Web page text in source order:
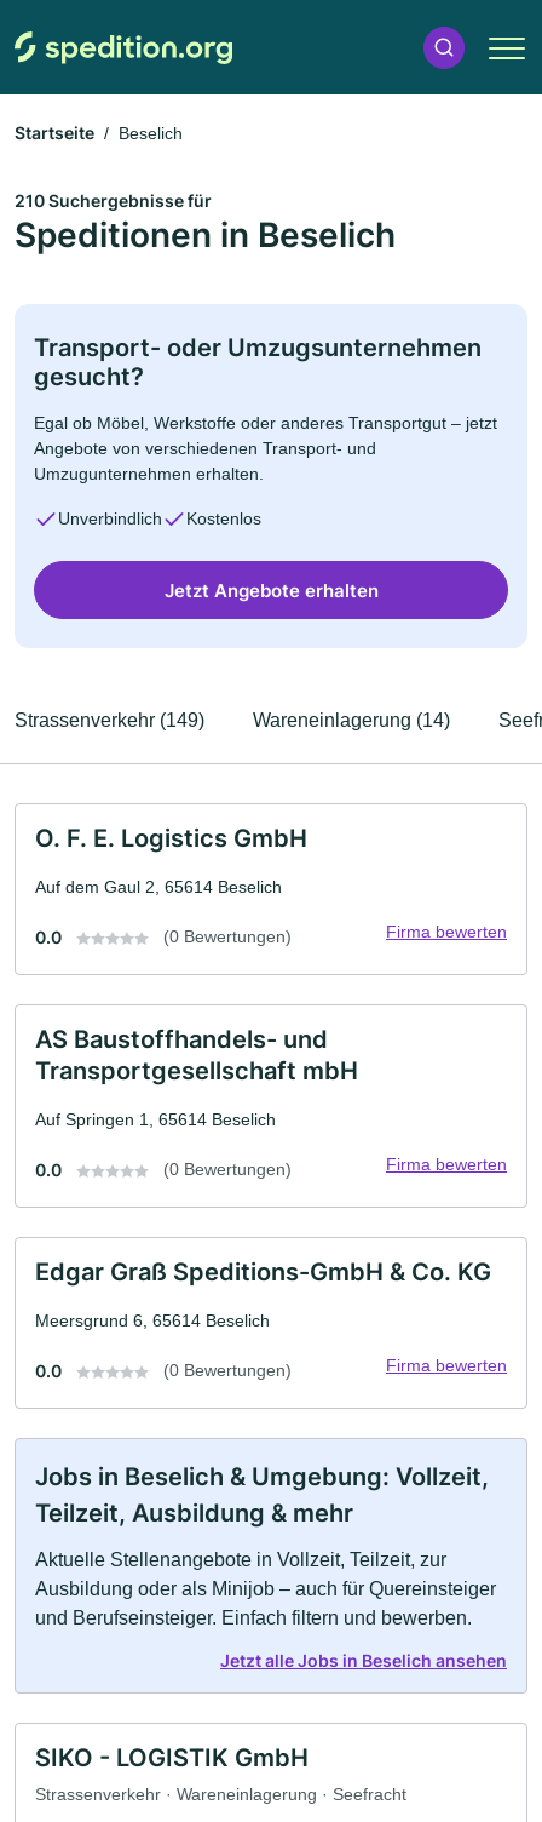
Startseite Beselich
210 Suchergebnisse für
Speditionen in Beselich
Transport- oder Umzugsunternehmen
gesucht?
Egal ob Möbel, Werkstoffe oder anderes Transportgut – jetzt
Angebote von verschiedenen Transport- und
Umzugunternehmen erhalten.
Unverbindlich Kostenlos
Jetzt Angebote erhalten
Strassenverkehr (149) Wareneinlagerung (14)
O. F. E. Logistics GmbH
Auf dem Gaul 2, 65614 Beselich
0.0 (0 Bewertungen) Firma bewerten
AS Baustoffhandels- und
Transportgesellschaft mbH
Auf Springen 1, 65614 Beselich
0.0 (0 Bewertungen) Firma bewerten
Edgar Graß Speditions-GmbH & Co. KG
Meersgrund 6, 65614 Beselich
0.0 (0 Bewertungen) Firma bewerten
Jobs in Beselich & Umgebung: Vollzeit,
Teilzeit, Ausbildung & mehr
Aktuelle Stellenangebote in Vollzeit, Teilzeit, zur
Ausbildung oder als Minijob – auch für Quereinsteiger
und Berufseinsteiger. Einfach filtern und bewerben.
Jetzt alle Jobs in Beselich ansehen
SIKO - LOGISTIK GmbH
Strassenverkehr · Wareneinlagerung · Seefracht